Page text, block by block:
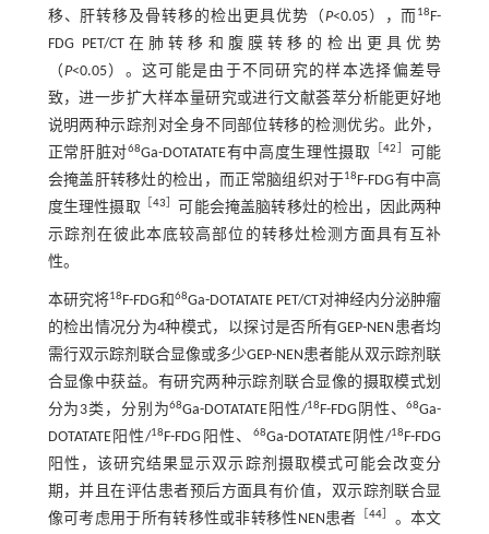
移、肝转移及骨转移的检出更具优势（P<0.05），而 18F-
FDG PET/CT在肺转移和腹膜转移的检出更具优势
（P<0.05）。这可能是由于不同研究的样本选择偏差导
致，进一步扩大样本量研究或进行文献荟萃分析能更好地
说明两种示踪剂对全身不同部位转移的检测优劣。此外，
正常肝脏对68Ga-DOTATATE有中高度生理性摄取 ［42
可能
会掩盖肝转移灶的检出，而正常脑组织对于18F-FDG有中高
度生理性摄取
43 ］可能会掩盖脑转移灶的检出，因此两种
示踪剂在彼此本底较高部位的转移灶检测方面具有互补
性。
本研究将18F-FDG和68Ga-DOTATATE PET/CT对神经内分泌肿瘤
的检出情况分为4种模式，以探讨是否所有GEP-NEN患者均
需行双示踪剂联合显像或多少GEP-NEN患者能从双示踪剂联
合显像中获益。有研究两种示踪剂联合显像的摄取模式划
分为3类，分别为68Ga-DOTATATE阳性/18F-FDG阴性、68Ga-
DOTATATE阳性/18F-FDG阳性、 68Ga-DOTATATE阴性/18F-FDG
阳性，该研究结果显示双示踪剂摄取模式可能会改变分
期，并且在评估患者预后方面具有价值，双示踪剂联合显
像可考虑用于所有转移性或非转移性NEN患者 ［44
。本文